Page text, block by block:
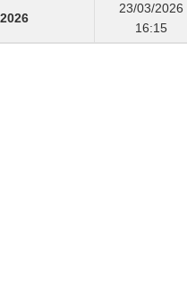
23/03/2026
16:15